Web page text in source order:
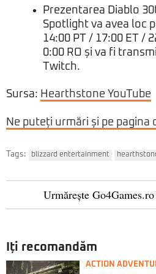
Prezentarea Diablo
Spotlight va avea loc
14:00 PT / 17:00 ET /
0:00 RO și va fi
Twitch.
Sursa: Hearthstone YouTube
Ne puteți urmări și pe pagina
Tags: blizzard entertainment
Urmărește
Iți recomandăm
ACTION